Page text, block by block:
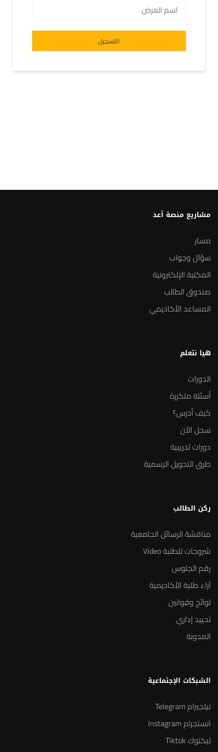
التسجيل
مشاريع منصة أعد
مسار
سؤال وجواب
المكتبة الإلكترونية
صندوق الطالب
المساعد الأكاديمي
هيا نتعلم
الدورات
أسئلة متكررة
كيف أدرس؟
سجل الآن
دورات تدريبية
طرق التحويل الرسمية
ركن الطالب
مناقشة الرسائل الجامعية
شروحات للطلبة Video
رقم الجلوس
آراء طلبة الأكاديمية
لوائح وقوانين
تحييد إداري
المدونة
الشبكات الإجتماعية
تيلجيرام Telegram
انستجرام Instagram
تيكتوك Tiktok